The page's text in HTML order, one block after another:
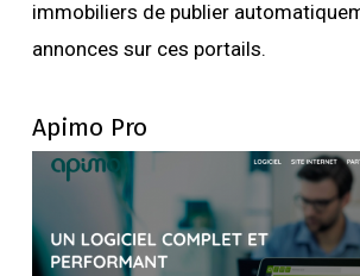
immobiliers de publier
annonces sur ces portails.
Apimo Pro